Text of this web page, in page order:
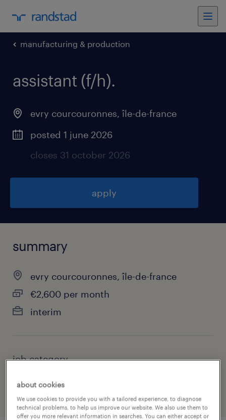
manufacturing & production
assistant (f/h).
evry courcouronnes, île-de-france
posted 1 june 2026
closes 31 october 2026
apply
summary
evry courcouronnes, île-de-france
€2,600 per month
interim
job category
about cookies
We use cookies to provide you with a tailored experience, to diagnose
technical problems, to help us improve our website. We also use them to
offer you more relevant information in searches. You can either accept or